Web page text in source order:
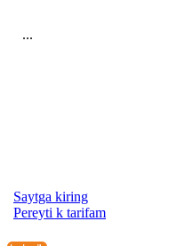
...
Saytga kiring
Pereyti k tarifam